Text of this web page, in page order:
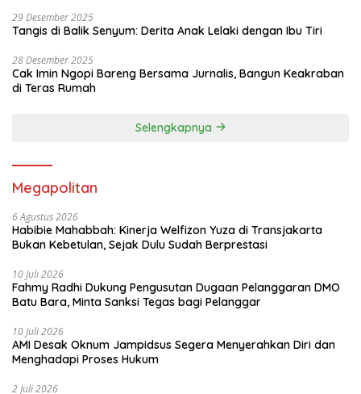
29 Desember 2025
Tangis di Balik Senyum: Derita Anak Lelaki dengan Ibu Tiri
28 Desember 2025
Cak Imin Ngopi Bareng Bersama Jurnalis, Bangun Keakraban
di Teras Rumah
Selengkapnya
Megapolitan
6 Agustus 2026
Habibie Mahabbah: Kinerja Welfizon Yuza di Transjakarta
Bukan Kebetulan, Sejak Dulu Sudah Berprestasi
10 Juli 2026
Fahmy Radhi Dukung Pengusutan Dugaan Pelanggaran DMO
Batu Bara, Minta Sanksi Tegas bagi Pelanggar
10 Juli 2026
AMI Desak Oknum Jampidsus Segera Menyerahkan Diri dan
Menghadapi Proses Hukum
2 Juli 2026